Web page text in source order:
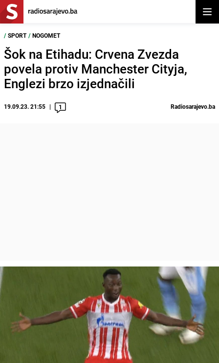
/ SPORT / NOGOMET
Šok na Etihadu: Crvena Zvezda
povela protiv Manchester Cityja,
Englezi brzo izjednačili
19.09.23. 21:55 1 Radiosarajevo.ba